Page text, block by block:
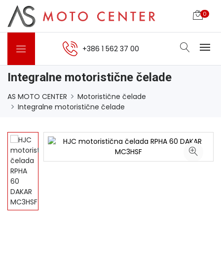
0
+386 1 562 37 00
Integralne motoristične čelade
AS MOTO CENTER
Motoristične čelade
Integralne motoristične čelade